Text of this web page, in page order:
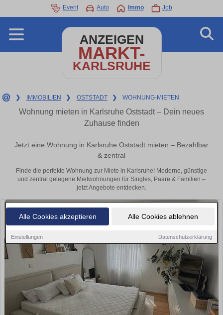
Alle Cookies akzeptieren Alle Cookies ablehnen
Einstellungen Datenschutzerklärung
Event Auto Immo Job
ANZEIGEN
MARKT-
KARLSRUHE
❯ IMMOBILIEN ❯ OSTSTADT ❯ WOHNUNG-MIETEN
Wohnung mieten in Karlsruhe Oststadt – Dein neues
Zuhause finden
Jetzt eine Wohnung in Karlsruhe Oststadt mieten – Bezahlbar
& zentral
Finde die perfekte Wohnung zur Miete in Karlsruhe! Moderne, günstige
und zentral gelegene Mietwohnungen für Singles, Paare & Familien –
jetzt Angebote entdecken.